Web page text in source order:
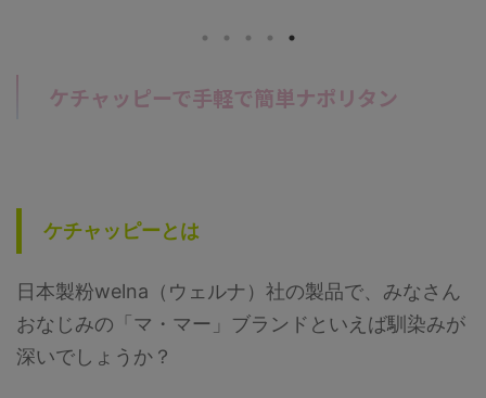
ペシャルがないと技を変更する事
きる可能性があるのは下記のとお
べた上での記事ですが、間違いな
ケチャッピーで手軽で簡単ナポリタン
ケチャッピーとは
日本製粉welna（ウェルナ）社の製品で、みなさん
おなじみの「マ・マー」ブランドといえば馴染みが
深いでしょうか？